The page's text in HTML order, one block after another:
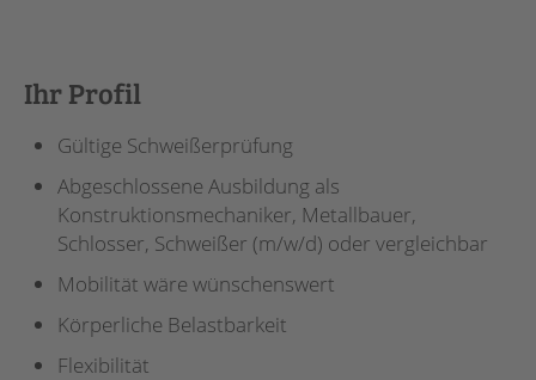
Ihr Profil
Gültige Schweißerprüfung
Abgeschlossene Ausbildung als
Konstruktionsmechaniker, Metallbauer,
Schlosser, Schweißer (m/w/d) oder vergleichbar
Mobilität wäre wünschenswert
Körperliche Belastbarkeit
Flexibilität